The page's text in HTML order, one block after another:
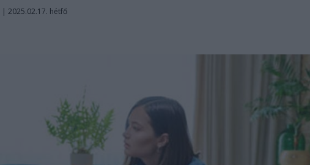
|2025.02.17. hétfő